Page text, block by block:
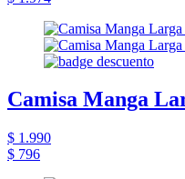
Camisa Manga
$ 1.990
$ 796